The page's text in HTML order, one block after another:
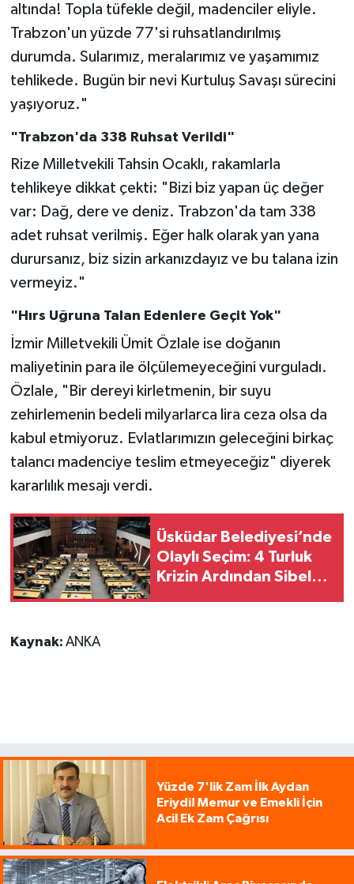
altında! Topla tüfekle değil, madenciler eliyle.
Trabzon'un yüzde 77'si ruhsatlandırılmış
durumda. Sularımız, meralarımız ve yaşamımız
tehlikede. Bugün bir nevi Kurtuluş Savaşı sürecini
yaşıyoruz."
"Trabzon'da 338 Ruhsat Verildi"
Rize Milletvekili Tahsin Ocaklı, rakamlarla
tehlikeye dikkat çekti: "Bizi biz yapan üç değer
var: Dağ, dere ve deniz. Trabzon'da tam 338
adet ruhsat verilmiş. Eğer halk olarak yan yana
durursanız, biz sizin arkanızdayız ve bu talana izin
vermeyiz."
"Hırs Uğruna Talan Edenlere Geçit Yok"
İzmir Milletvekili Ümit Özlale ise doğanın
maliyetinin para ile ölçülemeyeceğini vurguladı.
Özlale, "Bir dereyi kirletmenin, bir suyu
zehirlemenin bedeli milyarlarca lira ceza olsa da
kabul etmiyoruz. Evlatlarımızın geleceğini birkaç
talancı madenciye teslim etmeyeceğiz" diyerek
kararlılık mesajı verdi.
Üsküdar Belediyesi’nde
Olaylı Seçim: 4 Turluk
Krizin Ardından Sibel
Kaynak: ANKA
Yüzde 7'lik Zam İlk Aydan
Eriydi! Memur ve Emekli İçin
Acil Ek Zam Çağrısı